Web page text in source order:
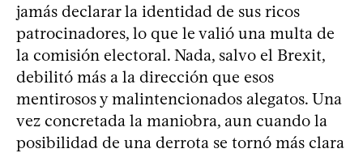
jamás declarar la identidad de sus ricos
patrocinadores, lo que le valió una multa de
la comisión electoral. Nada, salvo el Brexit,
debilitó más a la dirección que esos
mentirosos y malintencionados alegatos. Una
vez concretada la maniobra, aun cuando la
posibilidad de una derrota se tornó más clara